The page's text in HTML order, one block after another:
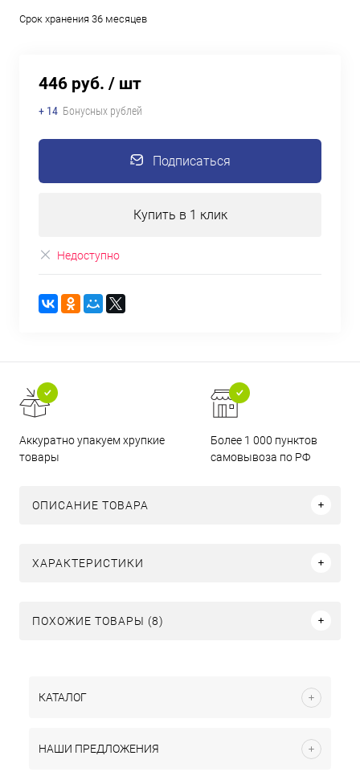
Срок хранения 36 месяцев
446 руб. / шт
+ 14 Бонусных рублей
Подписаться
Купить в 1 клик
Недоступно
Аккуратно упакуем хрупкие
товары
Более 1 000 пунктов
самовывоза по РФ
ОПИСАНИЕ ТОВАРА
ХАРАКТЕРИСТИКИ
ПОХОЖИЕ ТОВАРЫ (8)
КАТАЛОГ
НАШИ ПРЕДЛОЖЕНИЯ